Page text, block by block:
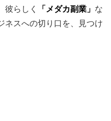
彼らしく
「メダカ副業」 な
ネスへの切り口を、見つけ